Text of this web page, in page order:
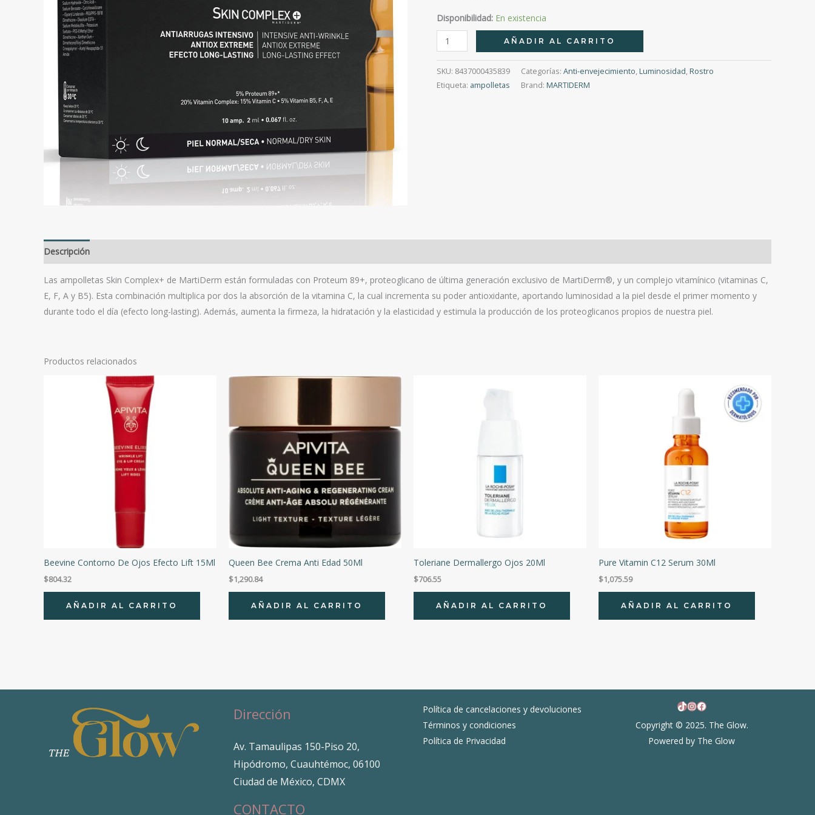
Disponibilidad: En existencia
Martiderm
Skin
Complex
+
AÑADIR AL CARRITO
SKU: 8437000435839 Categorías: Anti-envejecimiento,Luminosidad,Rostro
Etiqueta: ampolletas Brand: MARTIDERM
Descripción
Las ampolletas Skin Complex+ de MartiDerm están formuladas con Proteum 89+, proteoglicano de última generación exclusivo de MartiDerm®, y un complejo vitamínico (vitaminas C,
E, F, A y B5). Esta combinación multiplica por dos la absorción de la vitamina C, la cual incrementa su poder antioxidante, aportando luminosidad a la piel desde el primer momento y
durante todo el día (efecto long-lasting). Además, aumenta la firmeza, la hidratación y la elasticidad y estimula la producción de los proteoglicanos propios de nuestra piel.
Productos relacionados
Beevine Contorno De Ojos Efecto Lift 15Ml
$804.32
AÑADIR AL CARRITO
Queen Bee Crema Anti Edad 50Ml
$1,290.84
AÑADIR AL CARRITO
Toleriane Dermallergo Ojos 20Ml
$706.55
AÑADIR AL CARRITO
Pure Vitamin C12 Serum 30Ml
$1,075.59
AÑADIR AL CARRITO
Dirección
Av. Tamaulipas 150-Piso 20,
Hipódromo, Cuauhtémoc, 06100
Ciudad de México, CDMX
CONTACTO
Política de cancelaciones y devoluciones
Términos y condiciones
Política de Privacidad
TikTok
Instagram
Facebook
Copyright © 2025. The Glow.
Powered by The Glow